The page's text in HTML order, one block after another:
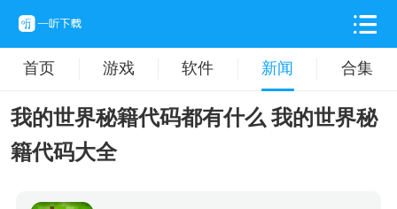
首页 游戏 软件 新闻 合集
我的世界秘籍代码都有什么 我的世界秘
籍代码大全